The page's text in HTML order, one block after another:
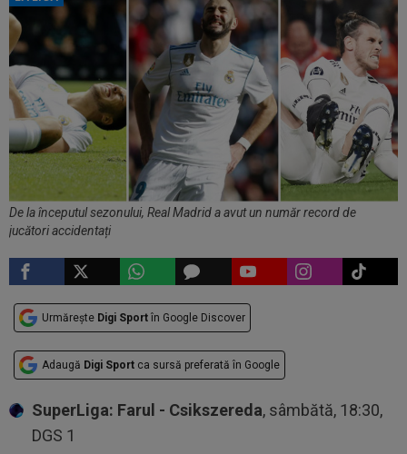
De la începutul sezonului, Real Madrid a avut un număr record de
jucători accidentați
Urmărește Digi Sport în Google Discover
Adaugă Digi Sport ca sursă preferată în Google
SuperLiga: Farul - Csikszereda, sâmbătă, 18:30,
DGS 1